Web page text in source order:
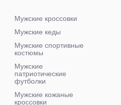
Мужские кроссовки
Мужские кеды
Мужские спортивные
костюмы
Мужские
патриотические
футболки
Мужские кожаные
кроссовки